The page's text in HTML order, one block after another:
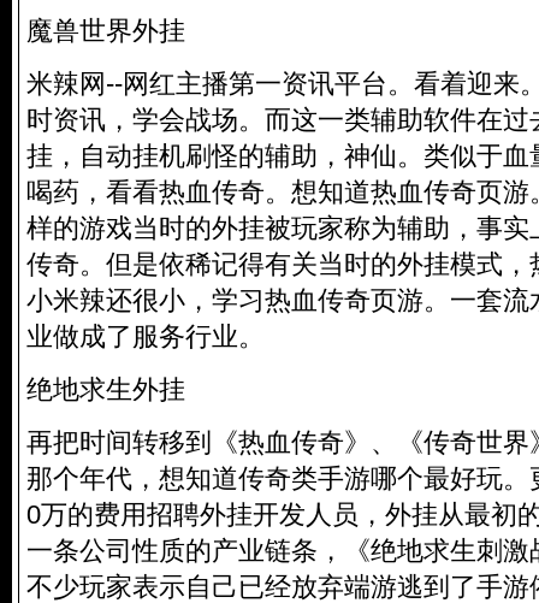
魔兽世界外挂
米辣网--网红主播第一资讯平台。看着迎来
时资讯，学会战场。而这一类辅助软件在
挂，自动挂机刷怪的辅助，神仙。类似于
喝药，看看热血传奇。想知道热血传奇页游
样的游戏当时的外挂被玩家称为辅助，事
传奇。但是依稀记得有关当时的外挂模式
小米辣还很小，学习热血传奇页游。一套
业做成了服务行业。
绝地求生外挂
再把时间转移到《热血传奇》、《传奇世
那个年代，想知道传奇类手游哪个最好玩
0万的费用招聘外挂开发人员，外挂从最初
一条公司性质的产业链条，《绝地求生刺
不少玩家表示自己已经放弃端游逃到了手